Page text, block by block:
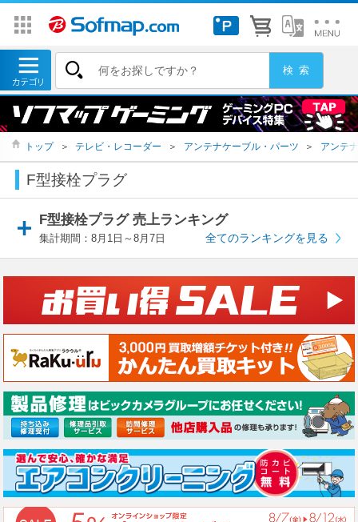
トップ ＞ テレビ・レコーダー ＞ アンテナケーブル・パーツ ＞ アンテ
F型接栓プラグ
F型接栓プラグ 売上ランキング
集計期間：8月1日～8月7日 全てのランキングを見る